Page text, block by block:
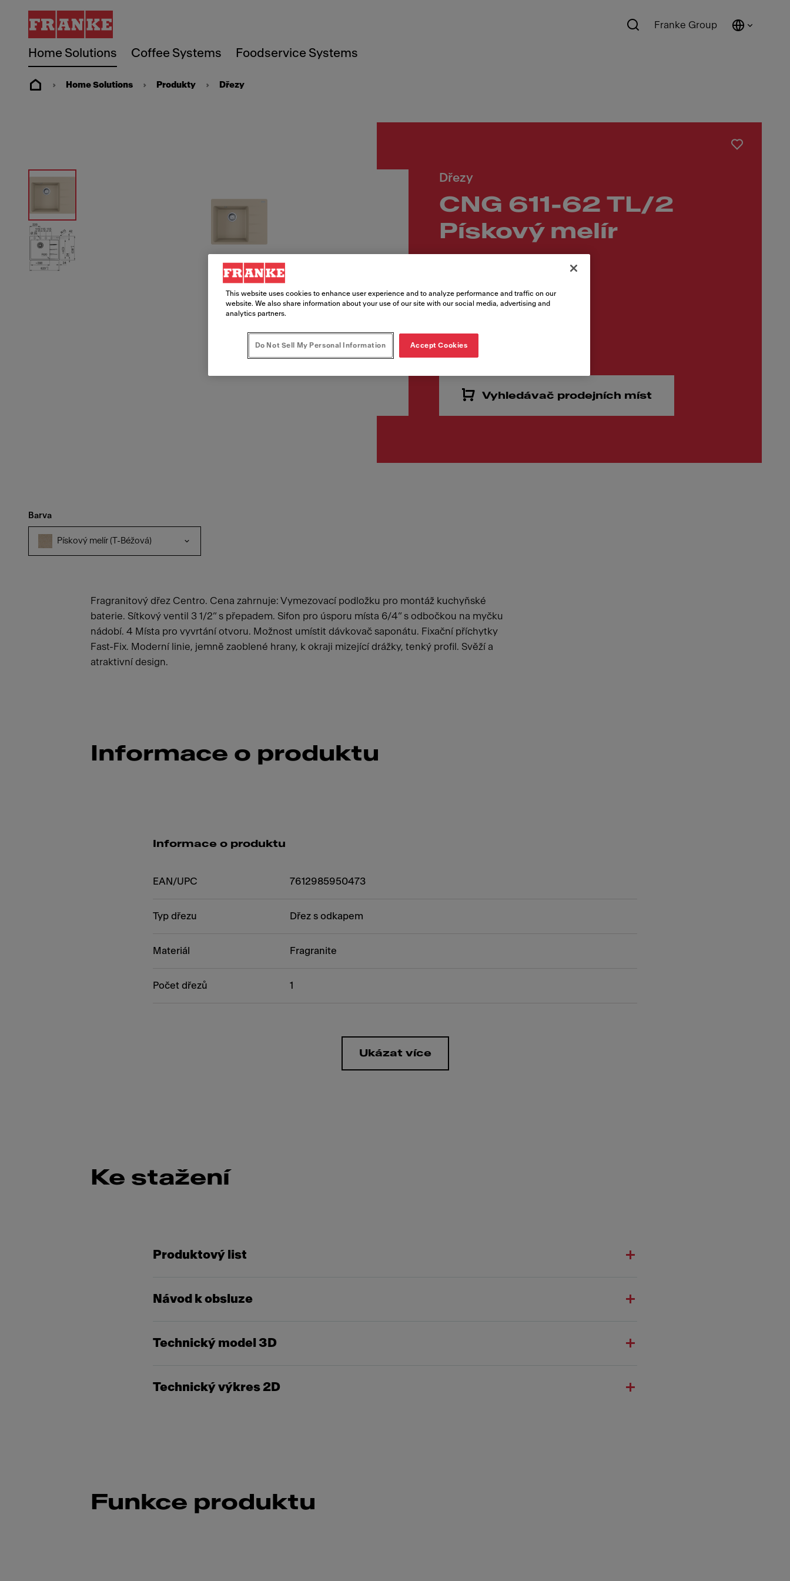
Home Solutions Coffee Systems Foodservice Systems
Franke Group
Home Solutions Produkty Dřezy
Dřezy
CNG 611-62 TL/2
Pískový melír
6 655,00 Kč
Cena vč. DPH
Vyhledávač prodejních míst
Barva
Pískový melír (T-Béžová)
Fragranitový dřez Centro. Cena zahrnuje: Vymezovací podložku pro montáž kuchyňské
baterie. Sítkový ventil 3 1/2“ s přepadem. Sifon pro úsporu místa 6/4“ s odbočkou na myčku
nádobí. 4 Místa pro vyvrtání otvoru. Možnost umístit dávkovač saponátu. Fixační příchytky
Fast-Fix. Moderní linie, jemně zaoblené hrany, k okraji mizející drážky, tenký profil. Svěží a
atraktivní design.
Informace o produktu
Informace o produktu
EAN/UPC 7612985950473
Typ dřezu Dřez s odkapem
Materiál Fragranite
Počet dřezů 1
Ukázat více
Ke stažení
Produktový list
Návod k obsluze
Technický model 3D
Technický výkres 2D
Funkce produktu
This website uses cookies to enhance user experience and to analyze performance and traffic on our
website. We also share information about your use of our site with our social media, advertising and
analytics partners.
Do Not Sell My Personal Information Accept Cookies